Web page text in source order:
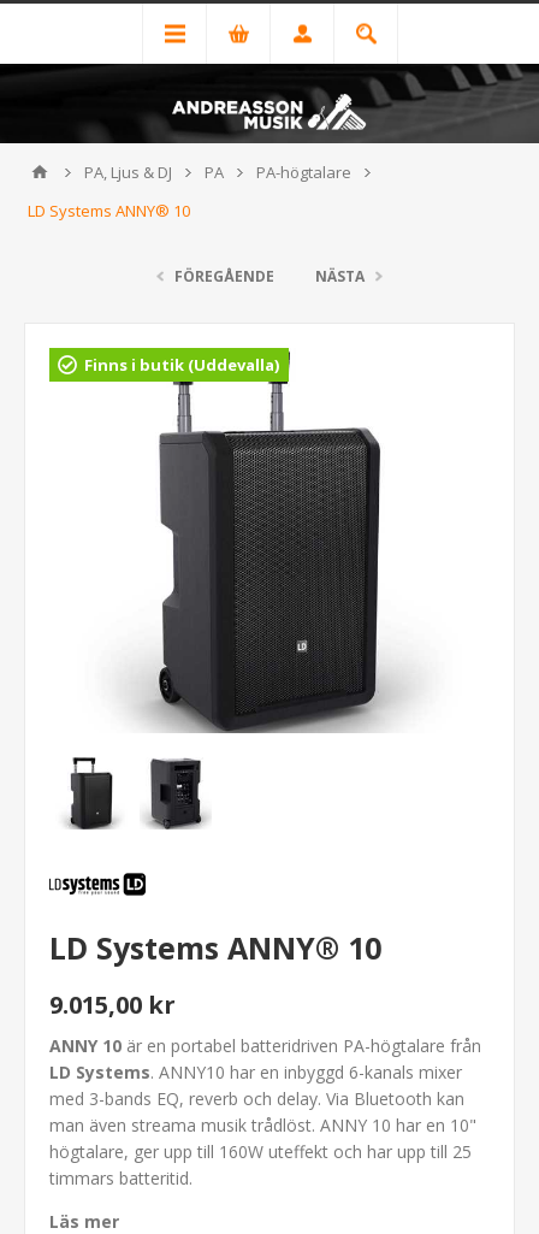
PA, Ljus & DJ PA
PA-högtalare
LD Systems ANNY® 10
FÖREGÅENDE NÄSTA
Finns i butik (Uddevalla)
LD Systems ANNY® 10
9.015,00 kr
ANNY 10 är en portabel batteridriven PA-högtalare från
LD Systems. ANNY10 har en inbyggd 6-kanals mixer
med 3-bands EQ, reverb och delay. Via Bluetooth kan
man även streama musik trådlöst. ANNY 10 har en 10"
högtalare, ger upp till 160W uteffekt och har upp till 25
timmars batteritid.
Läs mer